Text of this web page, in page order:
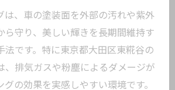
ティング評価が高い理由と口コ
左右するカーコーティングの判
は、車の塗装面を外部の汚れや紫外
ら守り、美しい輝きを長期間維持す
法です。特に東京都大田区東糀谷の
、排気ガスや粉塵によるダメージが
の効果を実感しやすい環境です。